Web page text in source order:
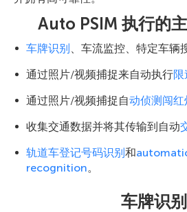
Auto PSIM 执行的
车牌识别、车流监控、特定车辆
通过照片/视频捕捉来自动执行限
通过照片/视频捕捉自动侦测闯红
收集交通数据并将其传输到自动
轨道车登记号码识别和
recognition。
车牌识别